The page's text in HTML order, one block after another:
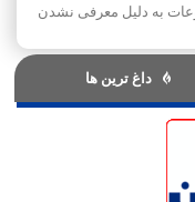
به دلیل معرفی نشدن
داغ ترین ها